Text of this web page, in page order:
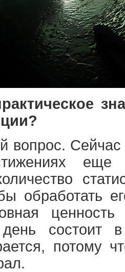
вопрос. Сейчас
обработать
день состоит
потому